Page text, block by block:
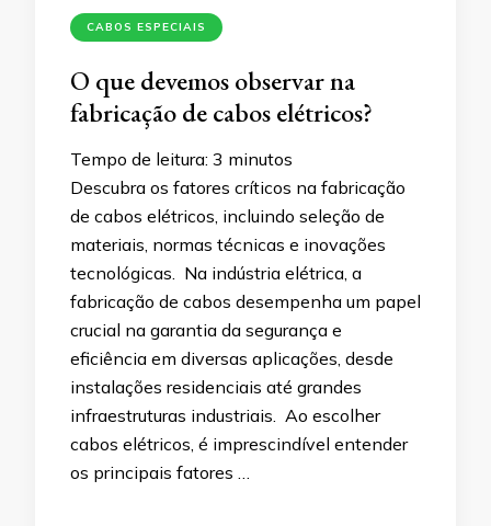
CABOS ESPECIAIS
O que devemos observar na
fabricação de cabos elétricos?
Tempo de leitura: 3 minutos
Descubra os fatores críticos na fabricação
de cabos elétricos, incluindo seleção de
materiais, normas técnicas e inovações
tecnológicas. Na indústria elétrica, a
fabricação de cabos desempenha um papel
crucial na garantia da segurança e
eficiência em diversas aplicações, desde
instalações residenciais até grandes
infraestruturas industriais. Ao escolher
cabos elétricos, é imprescindível entender
os principais fatores …